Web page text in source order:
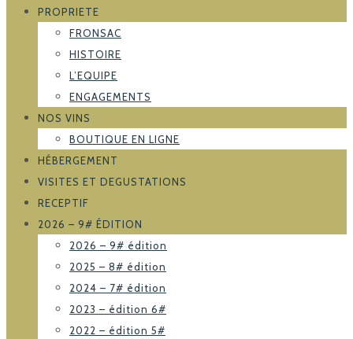
PROPRIETE
FRONSAC
HISTOIRE
L’EQUIPE
ENGAGEMENTS
NOS VINS
BOUTIQUE EN LIGNE
HÉBERGEMENT
VISITES ET DEGUSTATIONS
RECEPTIF
2026 – 9# ÉDITION
2026 – 9# édition
2025 – 8# édition
2024 – 7# édition
2023 – édition 6#
2022 – édition 5#